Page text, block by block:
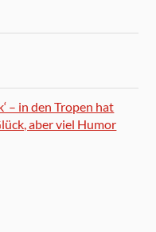
– in den Tropen hat
aber viel Humor